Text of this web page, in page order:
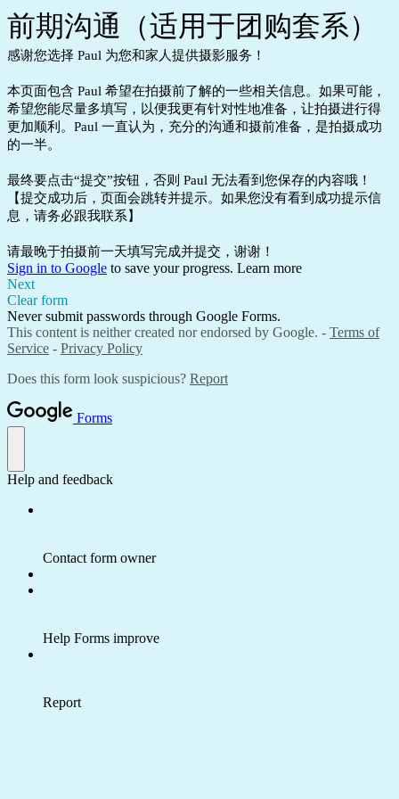
前期沟通（适用于团购套系）
感谢您选择 Paul 为您和家人提供摄影服务！
本页面包含 Paul 希望在拍摄前了解的一些相关信息。如果可能，
希望您能尽量多填写，以便我更有针对性地准备，让拍摄进行得
更加顺利。Paul 一直认为，充分的沟通和摄前准备，是拍摄成功
的一半。
最终要点击“提交”按钮，否则 Paul 无法看到您保存的内容哦！
【提交成功后，页面会跳转并提示。如果您没有看到成功提示信
息，请务必跟我联系】
请最晚于拍摄前一天填写完成并提交，谢谢！
Sign in to Google to save your progress. Learn more
Next
Clear form
Never submit passwords through Google Forms.
This content is neither created nor endorsed by Google. - Terms of
Service - Privacy Policy
Does this form look suspicious? Report
Forms
Help and feedback
Contact form owner
Help Forms improve
Report